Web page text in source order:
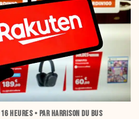
16 HEURES• PAR HARRISON DU BUS